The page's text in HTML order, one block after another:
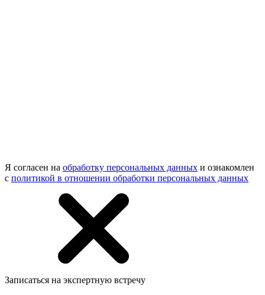
Я согласен на обработку персональных данных и ознакомлен
с политикой в отношении обработки персональных данных
Записаться на экспертную встречу